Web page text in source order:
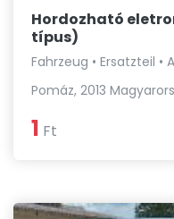
Hordozható
típus)
Fahrzeug • Ersatzteil •
Pomáz, 2013
1 Ft